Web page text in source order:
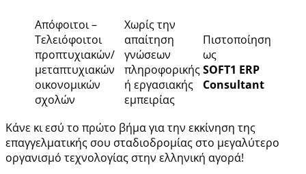
Απόφοιτοι –
Τελειόφοιτοι
προπτυχιακών/
μεταπτυχιακών
οικονομικών
σχολών
Χωρίς την
απαίτηση
γνώσεων
πληροφορικής
ή εργασιακής
εμπειρίας
Πιστοποίηση
ως
SOFT1 ERP
Consultant
Κάνε κι εσύ το πρώτο βήμα για την εκκίνηση της
επαγγελματικής σου σταδιοδρομίας στο μεγαλύτερο
οργανισμό τεχνολογίας στην ελληνική αγορά!